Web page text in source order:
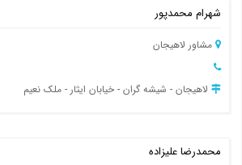
شهرام محمدپور
مشاور لاهیجان
لاهیجان - شیشه گران - خیابان ایثار - ملک نعیم
محمدرضا علیزاده